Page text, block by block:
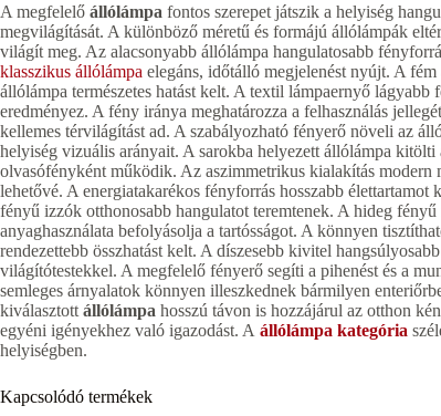
A megfelelő állólámpa fontos szerepet játszik a helyiség
megvilágítását. A különböző méretű és formájú állólámpák
világít meg. Az alacsonyabb állólámpa hangulatosabb
klasszikus állólámpa elegáns, időtálló megjelenést nyújt. A
állólámpa természetes hatást kelt. A textil lámpaernyő
eredményez. A fény iránya meghatározza a felhasználás
kellemes térvilágítást ad. A szabályozható fényerő növeli az
helyiség vizuális arányait. A sarokba helyezett állólámpa
olvasófényként működik. Az aszimmetrikus kialakítás modern
lehetővé. A energiatakarékos fényforrás hosszabb
fényű izzók otthonosabb hangulatot teremtenek. A hideg
anyaghasználata befolyásolja a tartósságot. A könnyen
rendezettebb összhatást kelt. A díszesebb kivitel
világítótestekkel. A megfelelő fényerő segíti a pihenést és a
semleges árnyalatok könnyen illeszkednek bármilyen
kiválasztott állólámpa hosszú távon is hozzájárul az otthon
egyéni igényekhez való igazodást. A állólámpa kategória
helyiségben.
Kapcsolódó termékek